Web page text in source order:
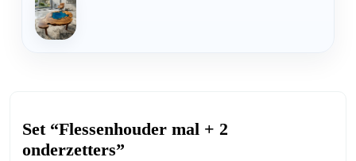
Set “Flessenhouder mal + 2
onderzetters”